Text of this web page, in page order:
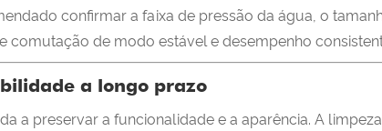
confirmar a faixa de pressão da água, o
comutação de modo estável e desempenho
a longo prazo
a preservar a funcionalidade e a aparência. A